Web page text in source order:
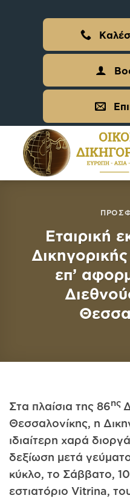
Εταιρική
επ’
Στα πλαίσια της 86ης
Θεσσαλονίκης, η
ιδιαίτερη χαρά
δεξίωση μετά
κύκλο, το Σάββατο,
εστιατόριο Vitrina,